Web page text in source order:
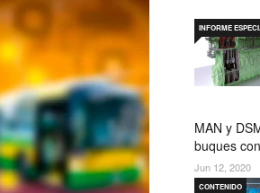
MAN y
buques
INFORME
Jun 12, 2020
CONTENIDO